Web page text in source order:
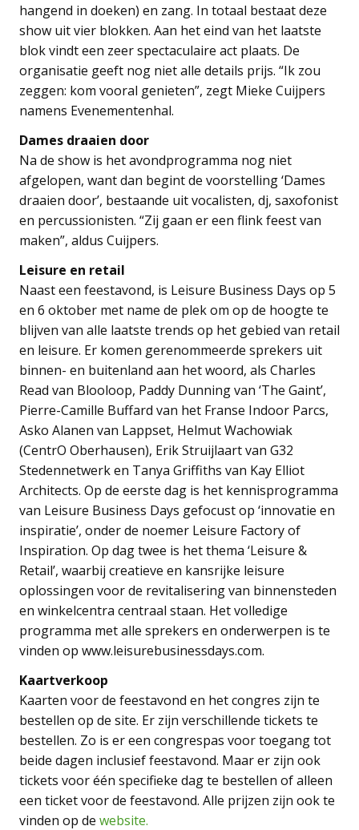
hangend in doeken) en zang. In totaal bestaat deze
show uit vier blokken. Aan het eind van het laatste
blok vindt een zeer spectaculaire act plaats. De
organisatie geeft nog niet alle details prijs. “Ik zou
zeggen: kom vooral genieten”, zegt Mieke Cuijpers
namens Evenementenhal.
Dames draaien door
Na de show is het avondprogramma nog niet
afgelopen, want dan begint de voorstelling ‘Dames
draaien door’, bestaande uit vocalisten, dj, saxofonist
en percussionisten. “Zij gaan er een flink feest van
maken”, aldus Cuijpers.
Leisure en retail
Naast een feestavond, is Leisure Business Days op 5
en 6 oktober met name de plek om op de hoogte te
blijven van alle laatste trends op het gebied van retail
en leisure. Er komen gerenommeerde sprekers uit
binnen- en buitenland aan het woord, als Charles
Read van Blooloop, Paddy Dunning van ‘The Gaint’,
Pierre-Camille Buffard van het Franse Indoor Parcs,
Asko Alanen van Lappset, Helmut Wachowiak
(CentrO Oberhausen), Erik Struijlaart van G32
Stedennetwerk en Tanya Griffiths van Kay Elliot
Architects. Op de eerste dag is het kennisprogramma
van Leisure Business Days gefocust op ‘innovatie en
inspiratie’, onder de noemer Leisure Factory of
Inspiration. Op dag twee is het thema ‘Leisure &
Retail’, waarbij creatieve en kansrijke leisure
oplossingen voor de revitalisering van binnensteden
en winkelcentra centraal staan. Het volledige
programma met alle sprekers en onderwerpen is te
vinden op www.leisurebusinessdays.com.
Kaartverkoop
Kaarten voor de feestavond en het congres zijn te
bestellen op de site. Er zijn verschillende tickets te
bestellen. Zo is er een congrespas voor toegang tot
beide dagen inclusief feestavond. Maar er zijn ook
tickets voor één specifieke dag te bestellen of alleen
een ticket voor de feestavond. Alle prijzen zijn ook te
vinden op de website.